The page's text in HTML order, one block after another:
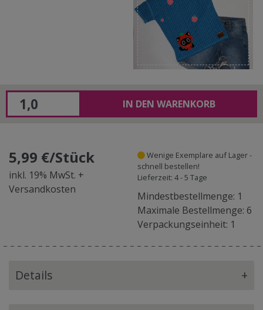
IN DEN WARENKORB
5,99 €/Stück
inkl. 19% MwSt. +
Versandkosten
Wenige Exemplare auf Lager -
schnell bestellen!
Lieferzeit: 4 - 5 Tage
Mindestbestellmenge: 1
Maximale Bestellmenge: 6
Verpackungseinheit: 1
Details +